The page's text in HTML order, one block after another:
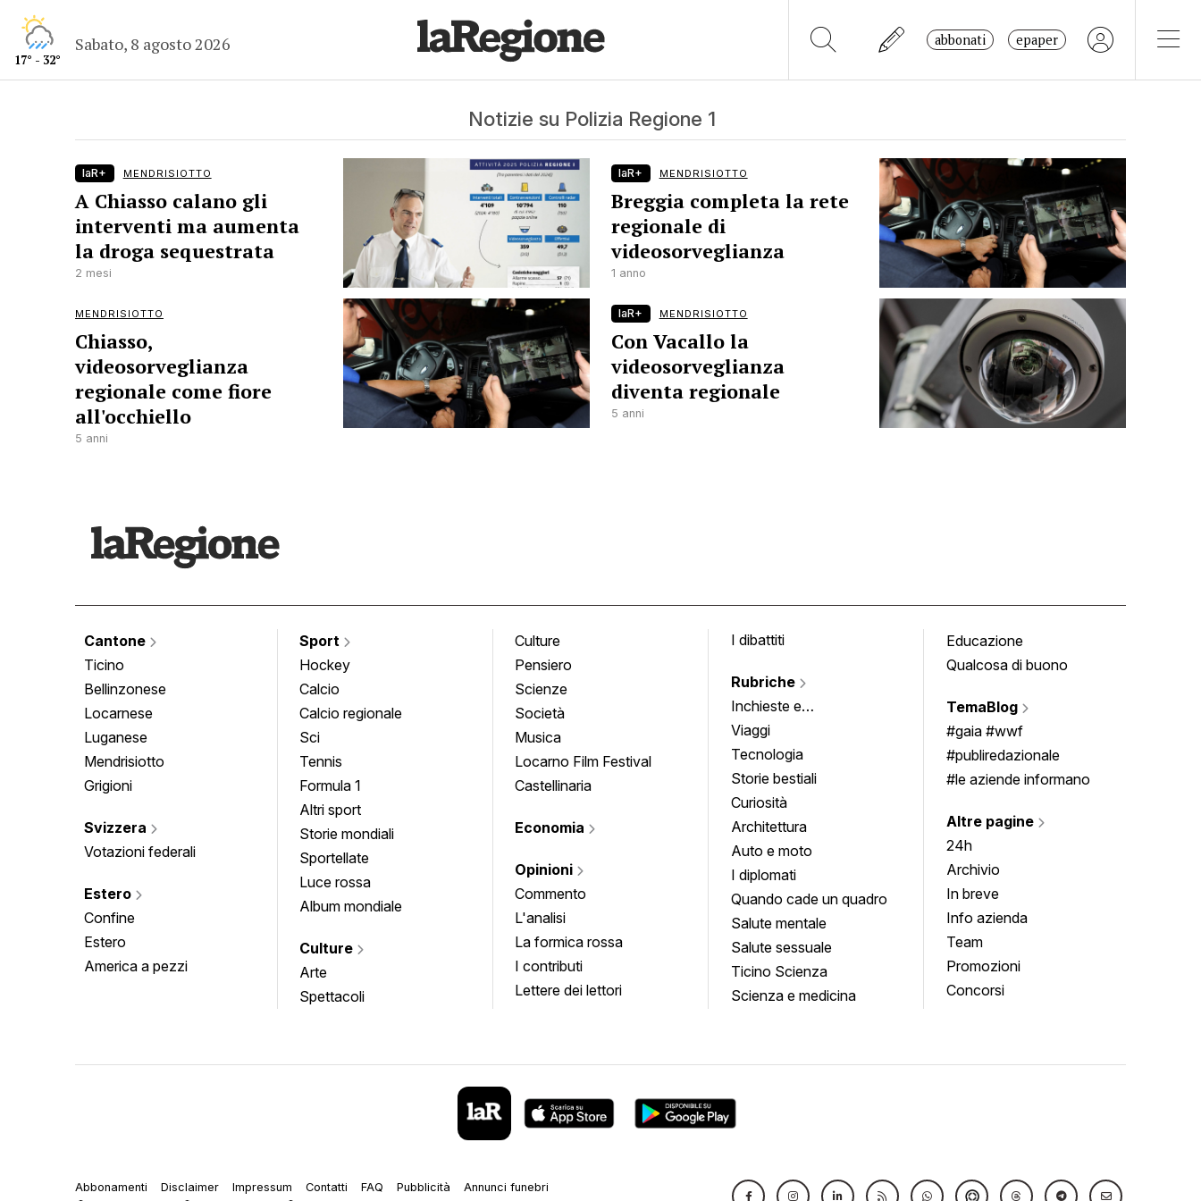
17° - 32°
Sabato, 8 agosto 2026 abbonati epaper
Notizie su Polizia Regione 1
laR+ MENDRISIOTTO
A Chiasso calano gli
interventi ma aumenta
la droga sequestrata
2 mesi
laR+ MENDRISIOTTO
Breggia completa la rete
regionale di
videosorveglianza
1 anno
MENDRISIOTTO
Chiasso,
videosorveglianza
regionale come fiore
all'occhiello
5 anni
laR+ MENDRISIOTTO
Con Vacallo la
videosorveglianza
diventa regionale
5 anni
Cantone
Ticino
Bellinzonese
Locarnese
Luganese
Mendrisiotto
Grigioni
Svizzera
Votazioni federali
Estero
Confine
Estero
America a pezzi
Sport
Hockey
Calcio
Calcio regionale
Sci
Tennis
Formula 1
Altri sport
Storie mondiali
Sportellate
Luce rossa
Album mondiale
Culture
Arte
Spettacoli
Culture
Pensiero
Scienze
Società
Musica
Locarno Film Festival
Castellinaria
Economia
Opinioni
Commento
L'analisi
La formica rossa
I contributi
Lettere dei lettori
I dibattiti
Rubriche
Inchieste e
approfondimenti
Viaggi
Tecnologia
Storie bestiali
Curiosità
Architettura
Auto e moto
I diplomati
Quando cade un quadro
Salute mentale
Salute sessuale
Ticino Scienza
Scienza e medicina
Educazione
Qualcosa di buono
TemaBlog
#gaia #wwf
#publiredazionale
#le aziende informano
Altre pagine
24h
Archivio
In breve
Info azienda
Team
Promozioni
Concorsi
Abbonamenti Disclaimer Impressum Contatti FAQ Pubblicità
Annunci funebri